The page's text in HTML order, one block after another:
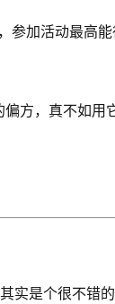
加活动最高
偏方，真不如用
实是个很不错的